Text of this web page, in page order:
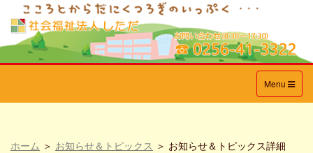
Toggle
navigation
Menu
ホーム ＞ お知らせ＆トピックス ＞ お知らせ＆トピックス詳細